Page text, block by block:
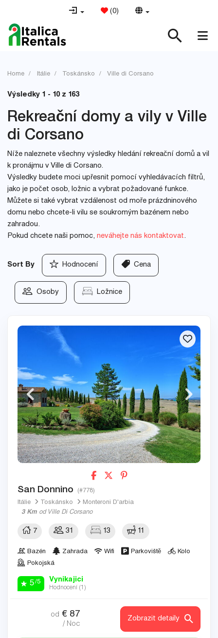
(0)
Home Itálie Toskánsko Ville di Corsano
Výsledky 1 - 10 z 163
Rekreační domy a vily v Ville
di Corsano
Níže naleznete všechny výsledky hledání rekreační domů a vil
k pronájmu v Ville di Corsano.
Výsledky budete moci upřesnit pomocí vyhledávacích filtrů,
jako je počet osob, ložnic a vybrat požadované funkce.
Můžete si také vybrat vzdálenost od moře prázdninového
domu nebo chcete-li vilu se soukromým bazénem nebo
zahradou.
Pokud chcete naši pomoc, neváhejte nás kontaktovat.
Sort By Hodnocení Cena
Osoby Ložnice
San Donnino (#778)
Itálie Toskánsko
Monteroni D'arbia
3 Km od Ville Di Corsano
7 31 13 11
Bazén Zahrada Wifi Parkoviště
Kolo
Pokojská
5/5 Vynikajici
Hodnocení (1 )
od € 87
/ Noc
Zobrazit detaily